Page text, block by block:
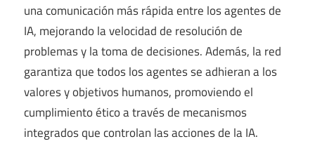
una comunicación más rápida entre los agentes de
IA, mejorando la velocidad de resolución de
problemas y la toma de decisiones. Además, la red
garantiza que todos los agentes se adhieran a los
valores y objetivos humanos, promoviendo el
cumplimiento ético a través de mecanismos
integrados que controlan las acciones de la IA.